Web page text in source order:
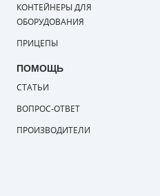
КОНТЕЙНЕРЫ ДЛЯ
ОБОРУДОВАНИЯ
ПРИЦЕПЫ
ПОМОЩЬ
СТАТЬИ
ВОПРОС-ОТВЕТ
ПРОИЗВОДИТЕЛИ